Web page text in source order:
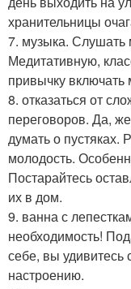
хранительницы
7. музыка. Слушать
Медитативную,
привычку
8. отказаться от
переговоров. Да,
думать о пустяках.
молодость.
Постарайтесь
их в дом.
9. ванна с
необходимость!
себе, вы удивитесь
настроению.